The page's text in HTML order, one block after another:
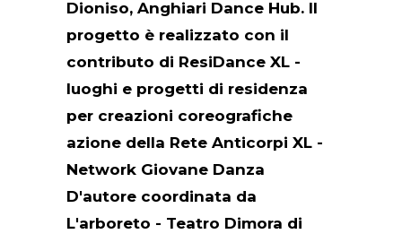
Dioniso, Anghiari Dance Hub. Il
progetto è realizzato con il
contributo di ResiDance XL -
luoghi e progetti di residenza
per creazioni coreografiche
azione della Rete Anticorpi XL -
Network Giovane Danza
D'autore coordinata da
L'arboreto - Teatro Dimora di